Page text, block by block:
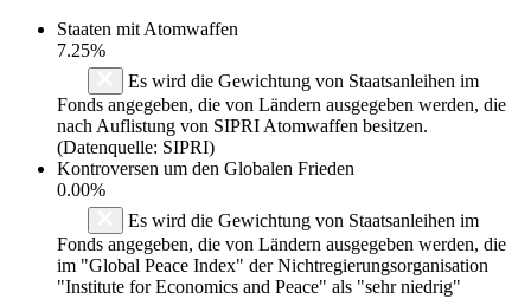
Staaten mit Atomwaffen
7.25%
Es wird die Gewichtung von Staatsanleihen im
Fonds angegeben, die von Ländern ausgegeben werden, die
nach Auflistung von SIPRI Atomwaffen besitzen.
(Datenquelle: SIPRI)
Kontroversen um den Globalen Frieden
0.00%
Es wird die Gewichtung von Staatsanleihen im
Fonds angegeben, die von Ländern ausgegeben werden, die
im "Global Peace Index" der Nichtregierungsorganisation
"Institute for Economics and Peace" als "sehr niedrig"